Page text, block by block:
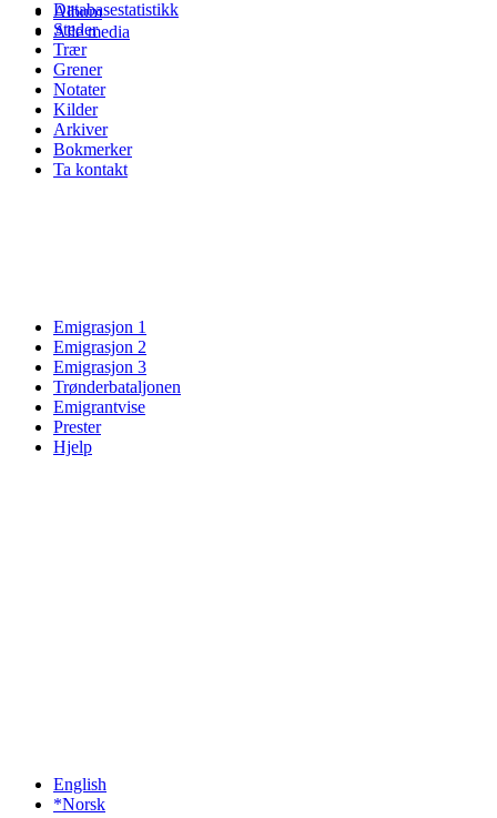
Album
Alle media
Databasestatistikk
Steder
Trær
Grener
Notater
Kilder
Arkiver
Bokmerker
Ta kontakt
Emigrasjon 1
Emigrasjon 2
Emigrasjon 3
Trønderbataljonen
Emigrantvise
Prester
Hjelp
English
*Norsk